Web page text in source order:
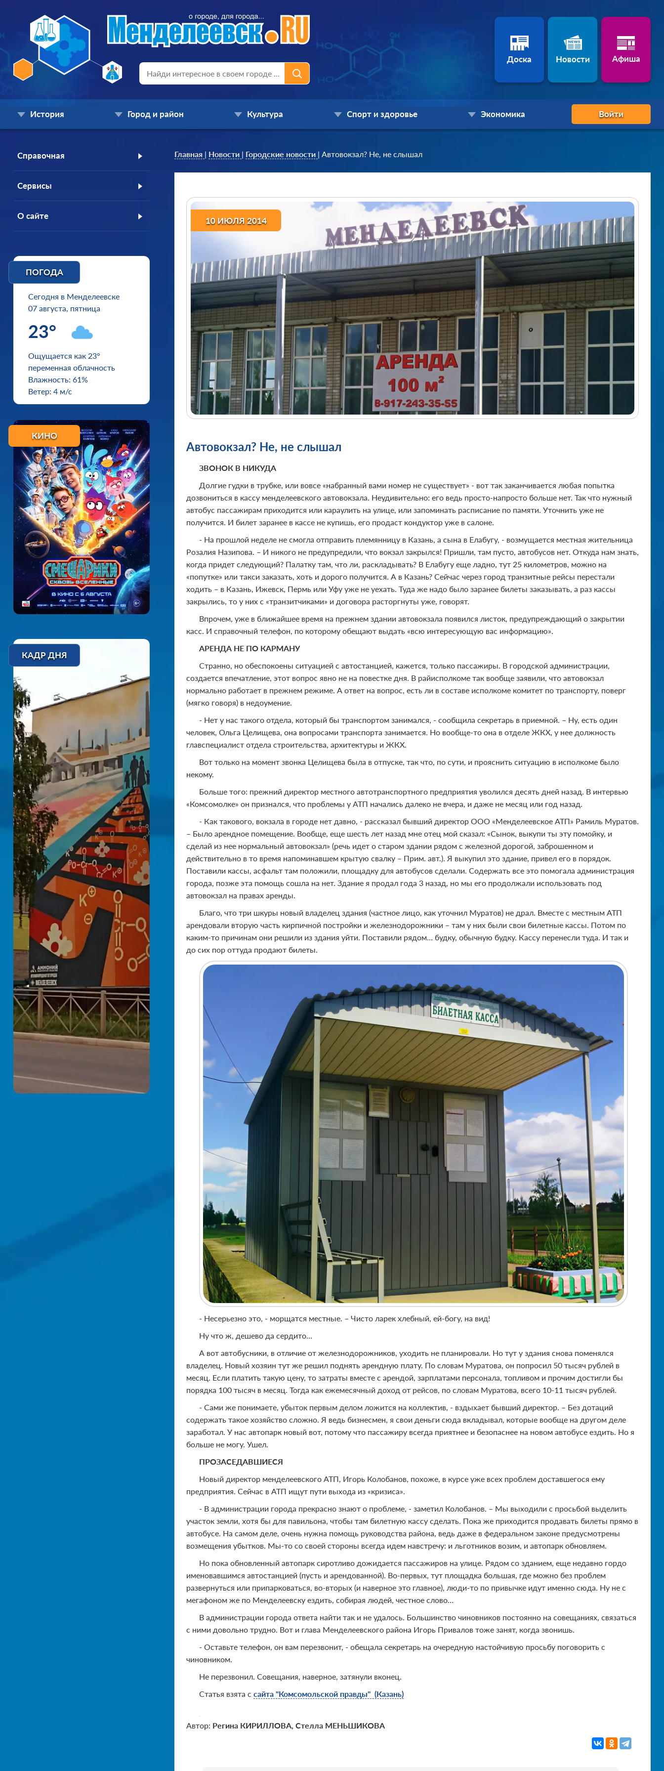
Доска Новости Афиша
История Город и район Культура Спорт и здоровье Экономика Войти
Справочная
Сервисы
О сайте
ПОГОДА
Сегодня в Менделеевске
07 августа, пятница
23°
Ощущается как 23°
переменная облачность
Влажность: 61%
Ветер: 4 м/с
КИНО
КАДР ДНЯ
Главная | Новости | Городские новости | Автовокзал? Не, не слышал
10 ИЮЛЯ 2014
Автовокзал? Не, не слышал
ЗВОНОК В НИКУДА
Долгие гудки в трубке, или вовсе «набранный вами номер не существует» - вот так заканчивается любая попытка
дозвониться в кассу менделеевского автовокзала. Неудивительно: его ведь просто-напросто больше нет. Так что нужный
автобус пассажирам приходится или караулить на улице, или запоминать расписание по памяти. Уточнить уже не
получится. И билет заранее в кассе не купишь, его продаст кондуктор уже в салоне.
- На прошлой неделе не смогла отправить племянницу в Казань, а сына в Елабугу, - возмущается местная жительница
Розалия Назипова. – И никого не предупредили, что вокзал закрылся! Пришли, там пусто, автобусов нет. Откуда нам знать,
когда придет следующий? Палатку там, что ли, раскладывать? В Елабугу еще ладно, тут 25 километров, можно на
«попутке» или такси заказать, хоть и дорого получится. А в Казань? Сейчас через город транзитные рейсы перестали
ходить – в Казань, Ижевск, Пермь или Уфу уже не уехать. Туда же надо было заранее билеты заказывать, а раз кассы
закрылись, то у них с «транзитчиками» и договора расторгнуты уже, говорят.
Впрочем, уже в ближайшее время на прежнем здании автовокзала появился листок, предупреждающий о закрытии
касс. И справочный телефон, по которому обещают выдать «всю интересующую вас информацию».
АРЕНДА НЕ ПО КАРМАНУ
Странно, но обеспокоены ситуацией с автостанцией, кажется, только пассажиры. В городской администрации,
создается впечатление, этот вопрос явно не на повестке дня. В райисполкоме так вообще заявили, что автовокзал
нормально работает в прежнем режиме. А ответ на вопрос, есть ли в составе исполкоме комитет по транспорту, поверг
(мягко говоря) в недоумение.
- Нет у нас такого отдела, который бы транспортом занимался, - сообщила секретарь в приемной. – Ну, есть один
человек, Ольга Целищева, она вопросами транспорта занимается. Но вообще-то она в отделе ЖКХ, у нее должность
главспециалист отдела строительства, архитектуры и ЖКХ.
Вот только на момент звонка Целищева была в отпуске, так что, по сути, и прояснить ситуацию в исполкоме было
некому.
Больше того: прежний директор местного автотранспортного предприятия уволился десять дней назад. В интервью
«Комсомолке» он признался, что проблемы у АТП начались далеко не вчера, и даже не месяц или год назад.
- Как такового, вокзала в городе нет давно, - рассказал бывший директор ООО «Менделеевское АТП» Рамиль Муратов.
– Было арендное помещение. Вообще, еще шесть лет назад мне отец мой сказал: «Сынок, выкупи ты эту помойку, и
сделай из нее нормальный автовокзал» (речь идет о старом здании рядом с железной дорогой, заброшенном и
действительно в то время напоминавшем крытую свалку – Прим. авт.). Я выкупил это здание, привел его в порядок.
Поставили кассы, асфальт там положили, площадку для автобусов сделали. Содержать все это помогала администрация
города, позже эта помощь сошла на нет. Здание я продал года 3 назад, но мы его продолжали использовать под
автовокзал на правах аренды.
Благо, что три шкуры новый владелец здания (частное лицо, как уточнил Муратов) не драл. Вместе с местным АТП
арендовали вторую часть кирпичной постройки и железнодорожники – там у них были свои билетные кассы. Потом по
каким-то причинам они решили из здания уйти. Поставили рядом… будку, обычную будку. Кассу перенесли туда. И так и
до сих пор оттуда продают билеты.
- Несерьезно это, - морщатся местные. – Чисто ларек хлебный, ей-богу, на вид!
Ну что ж, дешево да сердито…
А вот автобусники, в отличие от железнодорожников, уходить не планировали. Но тут у здания снова поменялся
владелец. Новый хозяин тут же решил поднять арендную плату. По словам Муратова, он попросил 50 тысяч рублей в
месяц. Если платить такую цену, то затраты вместе с арендой, зарплатами персонала, топливом и прочим достигли бы
порядка 100 тысяч в месяц. Тогда как ежемесячный доход от рейсов, по словам Муратова, всего 10-11 тысяч рублей.
- Сами же понимаете, убыток первым делом ложится на коллектив, - вздыхает бывший директор. – Без дотаций
содержать такое хозяйство сложно. Я ведь бизнесмен, я свои деньги сюда вкладывал, которые вообще на другом деле
заработал. У нас автопарк новый вот, потому что пассажиру всегда приятнее и безопаснее на новом автобусе ездить. Но я
больше не могу. Ушел.
ПРОЗАСЕДАВШИЕСЯ
Новый директор менделеевского АТП, Игорь Колобанов, похоже, в курсе уже всех проблем доставшегося ему
предприятия. Сейчас в АТП ищут пути выхода из «кризиса».
- В администрации города прекрасно знают о проблеме, - заметил Колобанов. – Мы выходили с просьбой выделить
участок земли, хотя бы для павильона, чтобы там билетную кассу сделать. Пока же приходится продавать билеты прямо в
автобусе. На самом деле, очень нужна помощь руководства района, ведь даже в федеральном законе предусмотрены
возмещения убытков. Мы-то со своей стороны всегда идем навстречу: и льготников возим, и автопарк обновляем.
Но пока обновленный автопарк сиротливо дожидается пассажиров на улице. Рядом со зданием, еще недавно гордо
именовавшимся автостанцией (пусть и арендованной). Во-первых, тут площадка большая, где можно без проблем
развернуться или припарковаться, во-вторых (и наверное это главное), люди-то по привычке идут именно сюда. Ну не с
мегафоном же по Менделеевску ездить, собирая людей, честное слово…
В администрации города ответа найти так и не удалось. Большинство чиновников постоянно на совещаниях, связаться
с ними довольно трудно. Вот и глава Менделеевского района Игорь Привалов тоже занят, когда звонишь.
- Оставьте телефон, он вам перезвонит, - обещала секретарь на очередную настойчивую просьбу поговорить с
чиновником.
Не перезвонил. Совещания, наверное, затянули вконец.
Статья взята с сайта "Комсомольской правды" (Казань)
Автор: Регина КИРИЛЛОВА, Стелла МЕНЬШИКОВА